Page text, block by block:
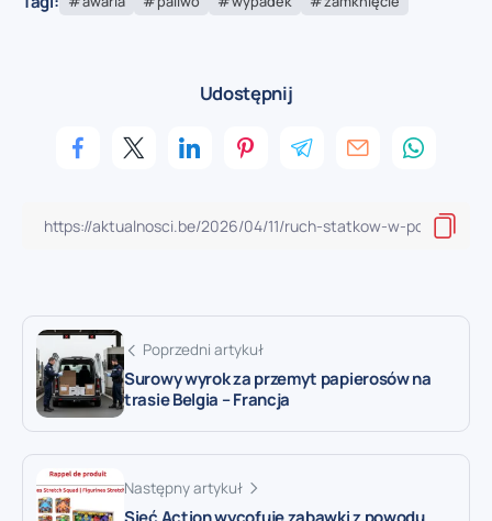
Udostępnij
Poprzedni artykuł
Surowy wyrok za przemyt papierosów na
trasie Belgia – Francja
Następny artykuł